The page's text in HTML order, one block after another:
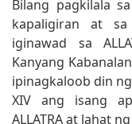
Bilang pagkilala
kapaligiran at
iginawad sa
Kanyang
ipinagkaloob din
XIV ang isang
ALLATRA at lahat